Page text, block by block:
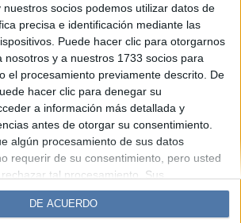
nuestros socios podemos utilizar datos de
precisa e identificación mediante las
Puede hacer clic para otorgarnos
nosotros y a nuestros 1733 socios para
el procesamiento previamente descrito. De
hacer clic para denegar su
a información más detallada y
antes de otorgar su consentimiento.
algún procesamiento de sus datos
requerir de su consentimiento, pero usted
tal procesamiento. Sus
solo a este sitio web. Puede cambiar
su consentimiento en cualquier
DE ACUERDO
Caras Noticias
Fortuna
Parabrisas
Supercampo
Lunateen